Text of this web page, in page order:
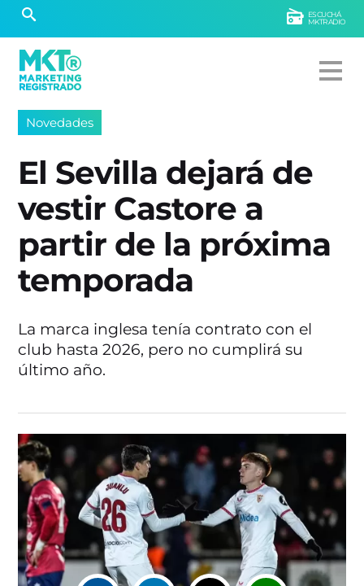
ESCUCHÁ
MKTRADIO
Novedades
El Sevilla dejará de
vestir Castore a
partir de la próxima
temporada
La marca inglesa tenía contrato con el
club hasta 2026, pero no cumplirá su
último año.